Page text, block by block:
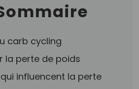
carb cycling
la perte de poids
influencent la perte